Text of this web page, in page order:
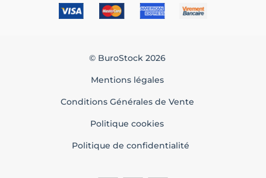
© BuroStock 2026
Mentions légales
Conditions Générales de Vente
Politique cookies
Politique de confidentialité